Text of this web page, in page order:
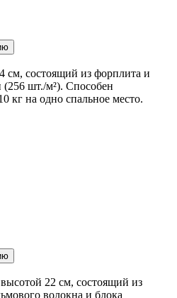
см, состоящий из форплита и
шт./м²). Способен
кг на одно спальное место.
22 см, состоящий из
волокна и блока